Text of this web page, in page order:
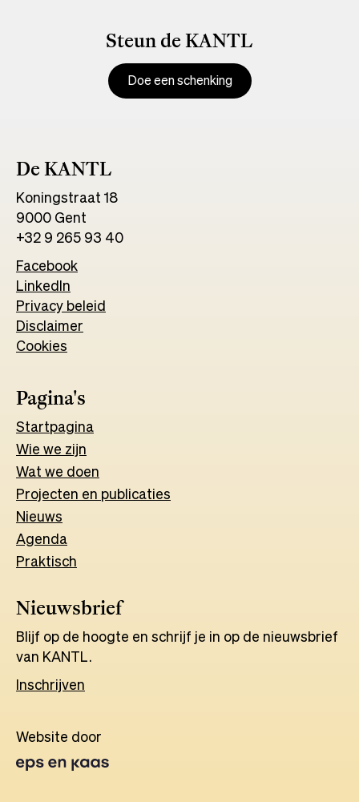
a
new
tab
Steun de KANTL
Doe een schenking
De KANTL
Koningstraat 18
9000 Gent
+32 9 265 93 40
Facebook
a
new
LinkedIn
in
a
Privacy beleid
Disclaimer
Cookies
Pagina's
Startpagina
Wie we zijn
Wat we doen
Projecten en publicaties
Nieuws
Agenda
Praktisch
Nieuwsbrief
Blijf op de hoogte en schrijf je in op de nieuwsbrief
van KANTL.
Inschrijven
Website door
in